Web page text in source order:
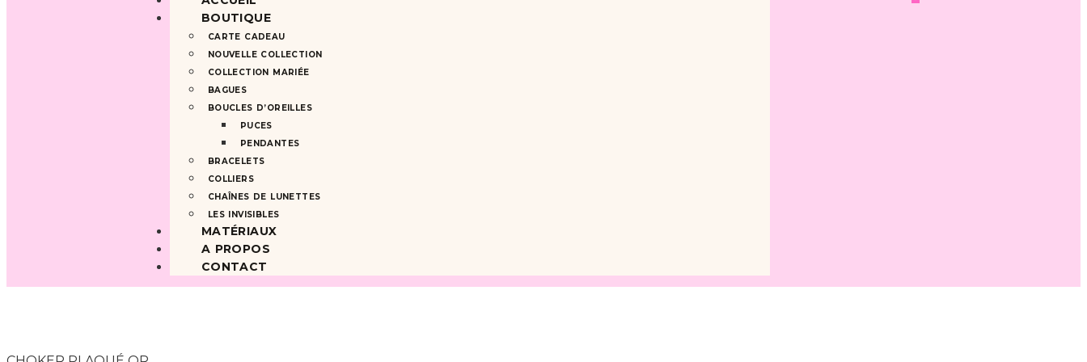
BOUTIQUE
CARTE CADEAU
NOUVELLE COLLECTION
COLLECTION MARIÉE
BAGUES
BOUCLES D’OREILLES
PUCES
PENDANTES
BRACELETS
COLLIERS
CHAÎNES DE LUNETTES
LES INVISIBLES
MATÉRIAUX
A PROPOS
CONTACT